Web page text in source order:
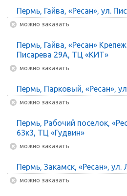
Пермь, Гайва, «Ресан», ул.
Можно заказать
Пермь, Гайва, «Ресан»
Писарева 29А, ТЦ «КИТ»
Можно заказать
Пермь, Парковый, «Ресан»,
Можно заказать
Пермь, Рабочий поселок,
63к3, ТЦ «Гудвин»
Можно заказать
Пермь, Закамск, «Ресан», ул.
Можно заказать